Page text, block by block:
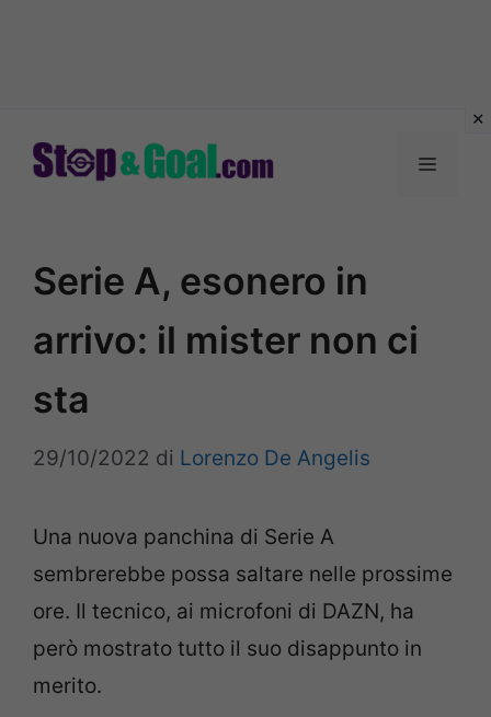
Menu
Serie A, esonero in
arrivo: il mister non ci
sta
29/10/2022 di Lorenzo De Angelis
Una nuova panchina di Serie A
sembrerebbe possa saltare nelle prossime
ore. Il tecnico, ai microfoni di DAZN, ha
però mostrato tutto il suo disappunto in
merito.